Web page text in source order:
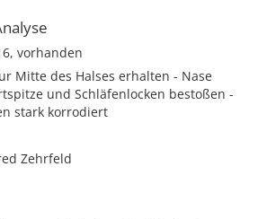
vorhanden
Mitte des Halses erhalten - Nase
und Schläfenlocken bestoßen -
stark korrodiert
Zehrfeld